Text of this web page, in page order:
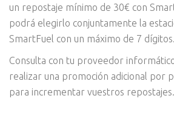
un repostaje mínimo de 30€ con
podrá elegirlo conjuntamente la
SmartFuel con un máximo de 7 dígitos.
Consulta con tu proveedor
realizar una promoción adicional por
para incrementar vuestros repostajes.